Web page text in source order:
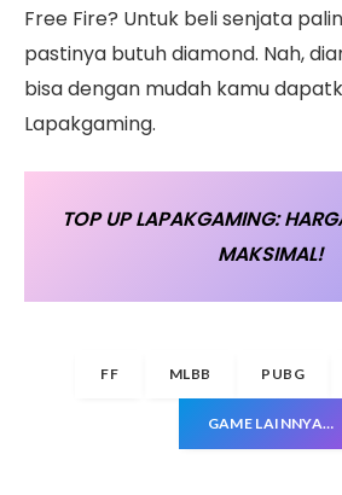
Free Fire? Untuk beli senjata
pastinya butuh diamond. Nah,
bisa dengan mudah kamu
Lapakgaming.
TOP UP LAPAKGAMING:
MAKSIMAL!
FF MLBB PUBG
GAME LAINNYA…